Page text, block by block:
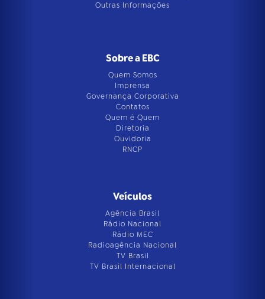
Outras Informações
Sobre a EBC
Quem Somos
Imprensa
Governança Corporativa
Contatos
Quem é Quem
Diretoria
Ouvidoria
RNCP
Veículos
Agência Brasil
Rádio Nacional
Rádio MEC
Radioagência Nacional
TV Brasil
TV Brasil Internacional